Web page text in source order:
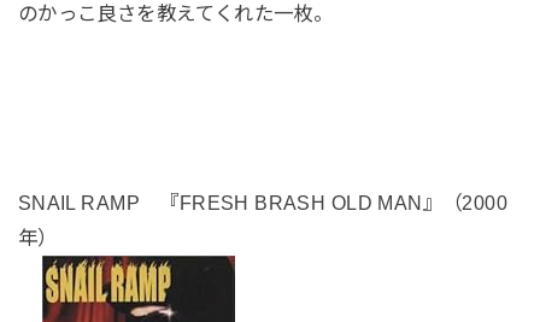
のかっこ良さを教えてくれた一枚。
SNAIL RAMP 『FRESH BRASH OLD MAN』（2000
年）